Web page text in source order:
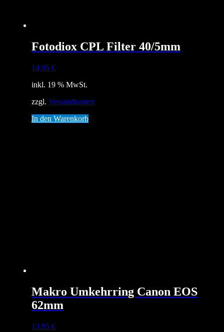
Fotodiox CPL Filter 40/5mm
14,95 €
inkl. 19 % MwSt.
zzgl. Versandkosten
In den Warenkorb
Makro Umkehrring Canon EOS
62mm
13,95 €